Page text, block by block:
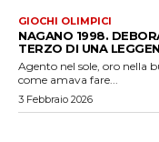
GIOCHI OLIMPICI
NAGANO 1998.
TERZO DI UNA
Agento nel sole, oro nella
come amava fare...
3 Febbraio 2026